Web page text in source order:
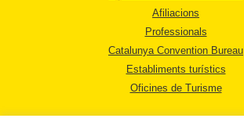
Afiliacions
Professionals
Catalunya Convention Bureau
Establiments turístics
Oficines de Turisme